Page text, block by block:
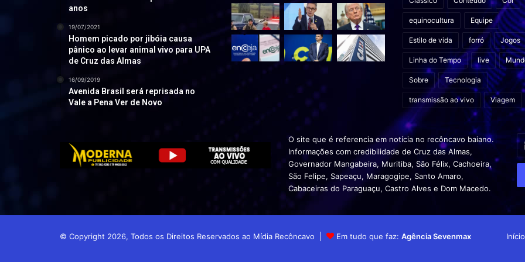
anos
19/07/2021
Homem picado por jibóia causa
pânico ao levar animal vivo para UPA
de Cruz das Almas
16/09/2019
Avenida Brasil será reprisada no
Vale a Pena Ver de Novo
equinocultura Equipe
Estilo de vida forró Jogos
Linha do Tempo live
Sobre Tecnologia
transmissão ao vivo Viagem
O site que é referencia em notícia no recôncavo baiano.
Informações com credibilidade de Cruz das Almas,
Governador Mangabeira, Muritiba, São Félix, Cachoeira,
São Felipe, Sapeaçu, Maragogipe, Santo Amaro,
Cabaceiras do Paraguaçu, Castro Alves e Dom Macedo.
de
© Copyright 2026, Todos os Direitos Reservados ao Mídia Recôncavo | Em tudo que faz:Agência Sevenmax Início